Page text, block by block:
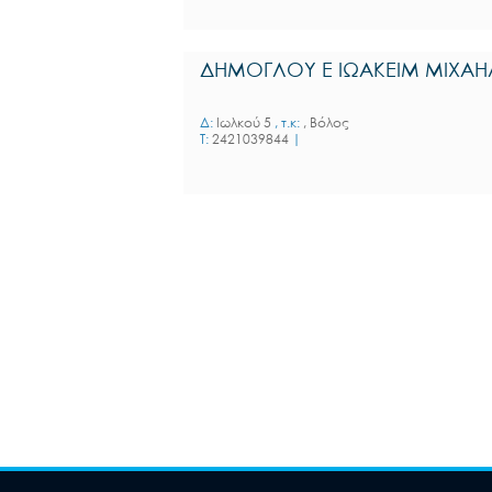
ΔΗΜΟΓΛΟΥ Ε ΙΩΑΚΕΙΜ
Δ: Ιωλκού 5 , τ.κ: , Βόλος
T: 2421039844 |